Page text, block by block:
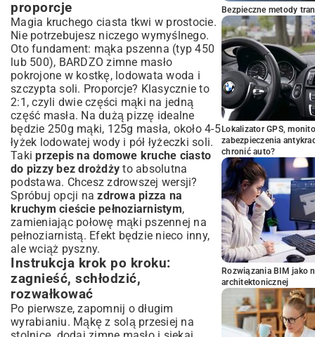
proporcje
Magia kruchego ciasta tkwi w prostocie.
Nie potrzebujesz niczego wymyślnego.
Oto fundament: mąka pszenna (typ 450
lub 500), BARDZO zimne masło
pokrojone w kostkę, lodowata woda i
szczypta soli. Proporcje? Klasycznie to
2:1, czyli dwie części mąki na jedną
część masła. Na dużą pizzę idealne
będzie 250g mąki, 125g masła, około 4-5
łyżek lodowatej wody i pół łyżeczki soli.
Takiprzepis na domowe kruche ciasto
do pizzy bez drożdży to absolutna
podstawa. Chcesz zdrowszej wersji?
Spróbuj opcji nazdrowa pizza na
kruchym cieście pełnoziarnistym,
zamieniając połowę mąki pszennej na
pełnoziarnistą. Efekt będzie nieco inny,
ale wciąż pyszny.
Instrukcja krok po kroku:
zagnieść, schłodzić,
rozwałkować
Po pierwsze, zapomnij o długim
wyrabianiu. Mąkę z solą przesiej na
Bezpieczne metody
Lokalizator GPS,
zabezpieczenia
chronić auto?
Rozwiązania BIM jako
architektonicznej